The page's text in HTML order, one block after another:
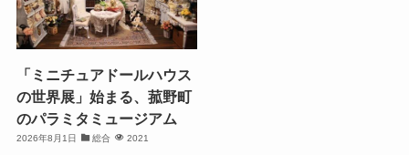
「ミニチュアドールハウス
の世界展」始まる、菰野町
のパラミタミュージアム
2026年8月1日 総合 2021